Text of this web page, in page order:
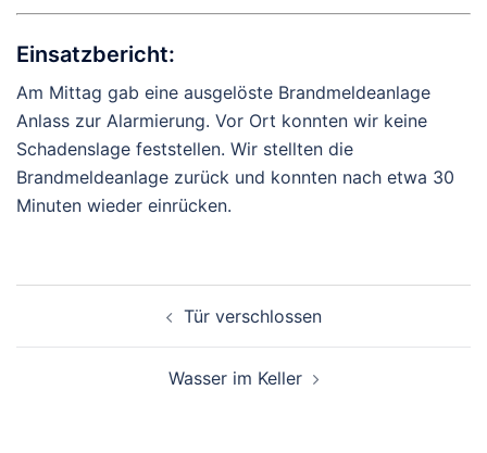
Einsatzbericht:
Am Mittag gab eine ausgelöste Brandmeldeanlage
Anlass zur Alarmierung. Vor Ort konnten wir keine
Schadenslage feststellen. Wir stellten die
Brandmeldeanlage zurück und konnten nach etwa 30
Minuten wieder einrücken.
Tür verschlossen
Wasser im Keller